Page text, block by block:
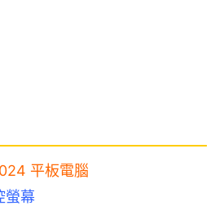
平板電腦
螢幕